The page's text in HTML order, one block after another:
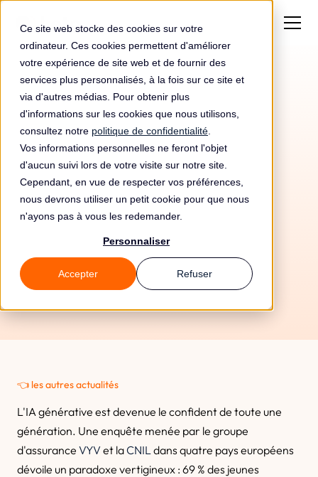
Ce site web stocke des cookies sur votre
ordinateur. Ces cookies permettent d'améliorer
votre expérience de site web et de fournir des
services plus personnalisés, à la fois sur ce site et
via d'autres médias. Pour obtenir plus
d'informations sur les cookies que nous utilisons,
consultez notre politique de confidentialité
Vos informations personnelles ne feront l'objet
d'aucun suivi lors de votre visite sur notre site.
Cependant, en vue de respecter vos préférences,
nous devrons utiliser un petit cookie pour que nous
n'ayons pas à vous les redemander.
Personnaliser
Accepter Refuser
10/5/26
👈 les autres actualités
L'IA générative est devenue le confident de toute une
génération. Une enquête menée par le groupe
d'assurance VYV et laCNILdans quatre pays européens
dévoile un paradoxe vertigineux : 69 % des jeunes